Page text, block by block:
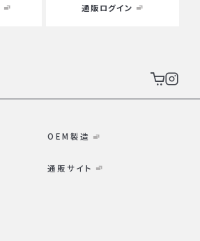
通販ログイン
OEM製造
通販サイト